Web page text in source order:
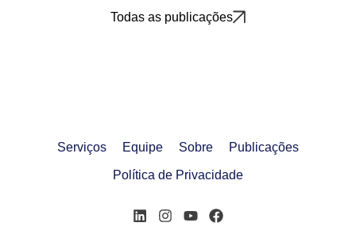
Todas as publicações
Serviços Equipe Sobre Publicações
Política de Privacidade